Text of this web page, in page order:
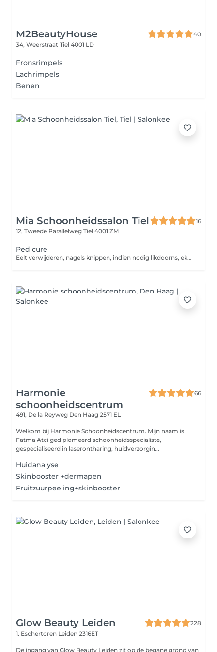
M2BeautyHouse
40
34, Weerstraat Tiel 4001 LD
Fronsrimpels
Lachrimpels
Benen
Mia Schoonheidssalon Tiel
16
12, Tweede Parallelweg Tiel 4001 ZM
Pedicure
Eelt verwijderen, nagels knippen, indien nodig likdoorns, eksterogen en kalknagels worden behandeld. De voeten worden nabehandeld met een freesmachine zodat ze na de behandeling mooi en glad aanvoelen. Ter afsluiting een korte voetmassage.
Harmonie
schoonheidscentrum
66
491, De la Reyweg Den Haag 2571 EL
Welkom bij Harmonie Schoonheidscentrum. Mijn naam is
Fatma Atci gediplomeerd schoonheidsspecialiste,
gespecialiseerd in laserontharing, huidverzorgin...
Huidanalyse
Skinbooster +dermapen
Fruitzuurpeeling+skinbooster
Glow Beauty Leiden
228
1, Eschertoren Leiden 2316ET
De ingang van Glow Beauty Leiden zit op de begane grond van